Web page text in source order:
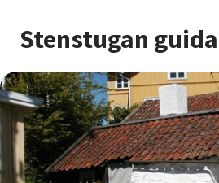
För dig som
Sök kurser och
Om SV
Starta studiecirkel
Stenstugan